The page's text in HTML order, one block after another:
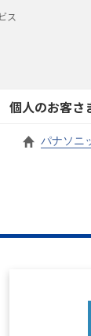
ス
個人のお客さ
パナソニ